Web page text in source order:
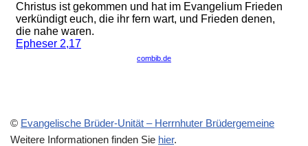
© Evangelische Brüder-Unität – Herrnhuter Brüdergemeine
Weitere Informationen finden Sie hier.